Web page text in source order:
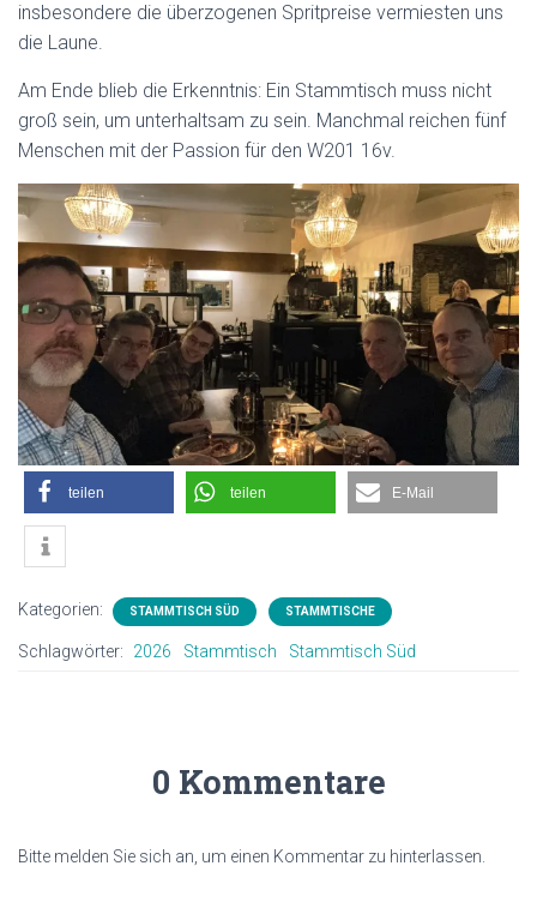
insbesondere die überzogenen Spritpreise vermiesten uns
die Laune.
Am Ende blieb die Erkenntnis: Ein Stammtisch muss nicht
groß sein, um unterhaltsam zu sein. Manchmal reichen fünf
Menschen mit der Passion für den W201 16v.
teilen teilen E-Mail
Kategorien: STAMMTISCH SÜD STAMMTISCHE
Schlagwörter: 2026 Stammtisch Stammtisch Süd
0 Kommentare
Bitte melden Sie sich an, um einen Kommentar zu hinterlassen.